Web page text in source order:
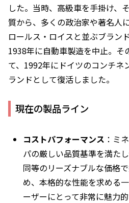
した。当時、高級車を手掛け、
質から、多くの政治家や著名人
ロールス・ロイスと並ぶブラン
1938年に自動車製造を中止。そ
て、1992年にドイツのコンチネ
ランドとして復活しました。
現在の製品ライン
コストパフォーマンス ：ミ
パの厳しい品質基準を満た
同等のリーズナブルな価格
め、本格的な性能を求める
ーザーにとって非常に魅力